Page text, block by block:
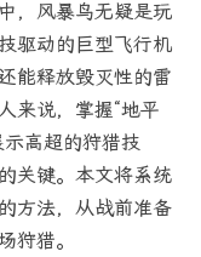
，风暴鸟无疑是玩
驱动的巨型飞行机
能释放毁灭性的雷
来说，掌握“地平
高超的狩猎技
关键。本文将系统
方法，从战前准备
狩猎。